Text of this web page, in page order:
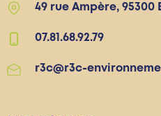
49 rue Ampère, 95300
07.81.68.92.79
r3c@r3c-